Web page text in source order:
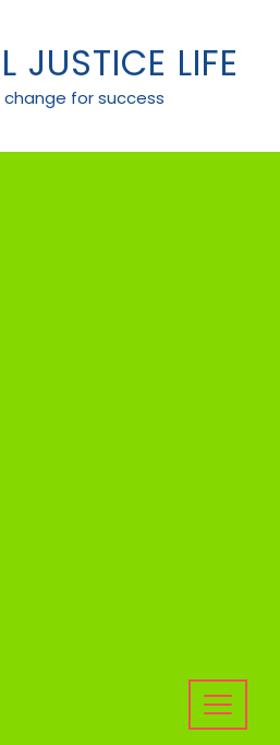
JUSTICE LIFE
change for success